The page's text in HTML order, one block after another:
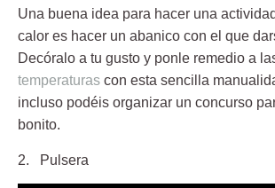
Una buena idea para hacer una
calor es hacer un abanico con el que
Decóralo a tu gusto y ponle remedio a
temperaturas con esta sencilla
incluso podéis organizar un concurso
bonito.
2. Pulsera